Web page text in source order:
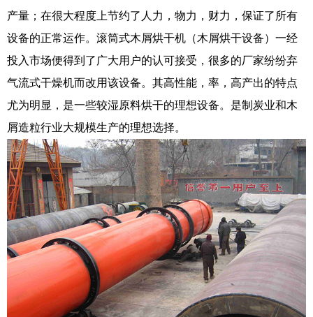
产量；在很大程度上节约了人力，物力，财力，保证了所有
设备的正常运作。滚筒式木屑烘干机（木屑烘干设备）一经
投入市场便得到了广大用户的认可接受，很多的厂家纷纷弃
气流式干燥机而改用该设备。其高性能，率，高产出的特点
尤为明显，是一些较湿原料烘干的理想设备。是制炭业和木
屑造粒行业大规模生产的理想选择。